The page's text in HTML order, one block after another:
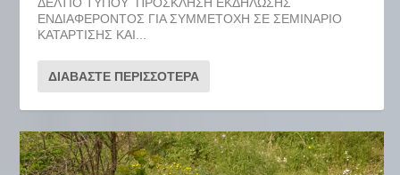
ΕΝΔΙΑΦΕΡΟΝΤΟΣ ΓΙΑ ΣΥΜΜΕΤΟΧΗ ΣΕ ΣΕΜΙΝΑΡΙΟ
ΚΑΤΑΡΤΙΣΗΣ ΚΑΙ...
ΔΙΑΒΆΣΤΕ ΠΕΡΙΣΣΌΤΕΡΑ